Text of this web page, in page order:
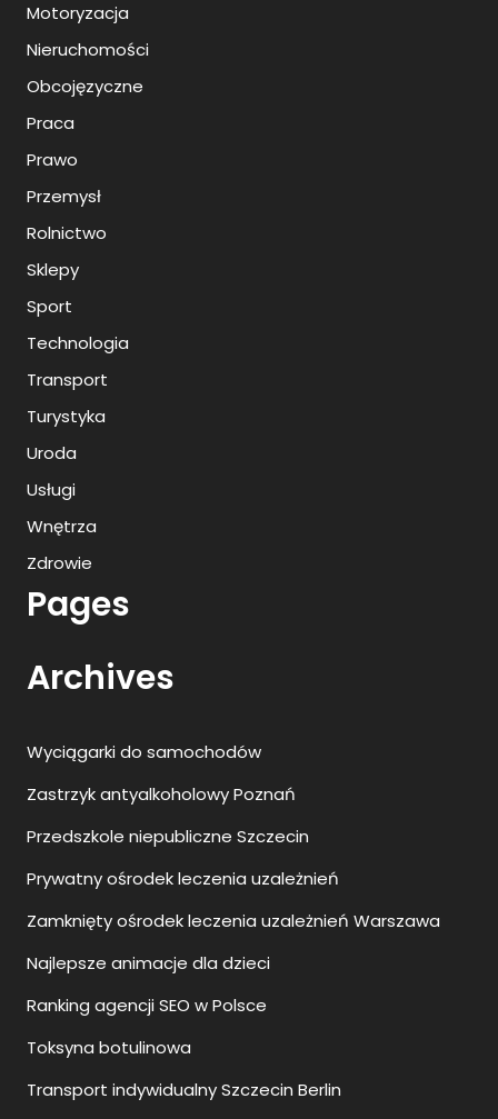
Motoryzacja
Nieruchomości
Obcojęzyczne
Praca
Prawo
Przemysł
Rolnictwo
Sklepy
Sport
Technologia
Transport
Turystyka
Uroda
Usługi
Wnętrza
Zdrowie
Pages
Archives
Wyciągarki do samochodów
Zastrzyk antyalkoholowy Poznań
Przedszkole niepubliczne Szczecin
Prywatny ośrodek leczenia uzależnień
Zamknięty ośrodek leczenia uzależnień Warszawa
Najlepsze animacje dla dzieci
Ranking agencji SEO w Polsce
Toksyna botulinowa
Transport indywidualny Szczecin Berlin